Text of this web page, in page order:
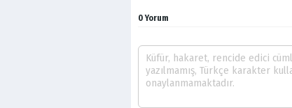
0 Yorum